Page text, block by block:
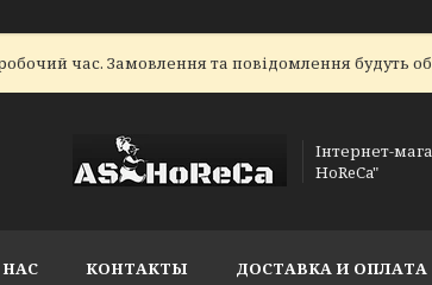
час. Замовлення та повідомлення будуть
Інтернет-
HoReCa"
НАС КОНТАКТЫ ДОСТАВКА И ОПЛАТА